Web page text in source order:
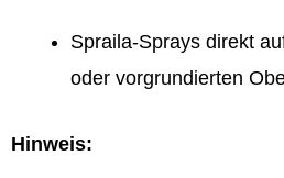
Spraila-Sprays direkt
oder vorgrundierten
Hinweis: